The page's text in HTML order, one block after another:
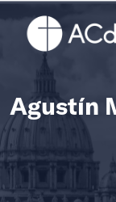
Agustín